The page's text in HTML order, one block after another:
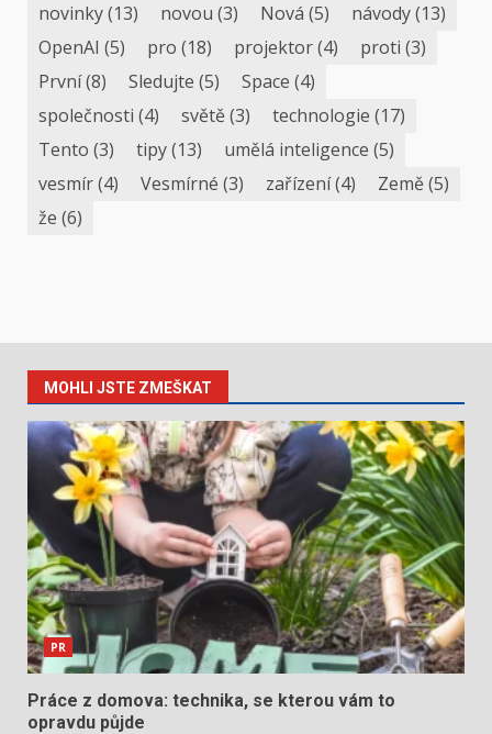
novinky(13) novou (3) Nová (5) návody(13)
OpenAI (5) pro (18) projektor(4) proti (3)
První(8) Sledujte (5) Space (4)
společnosti (4) světě(3) technologie (17)
Tento (3) tipy(13) umělá inteligence (5)
vesmír(4) Vesmírné (3) zařízení(4) Země(5)
že (6)
MOHLI JSTE ZMEŠKAT
PR
Práce z domova: technika, se kterou vám to
opravdu půjde